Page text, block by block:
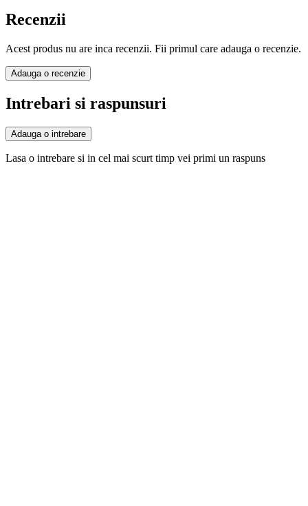
Recenzii
Acest produs nu are inca recenzii. Fii primul care adauga o recenzie.
Adauga o recenzie
Intrebari si raspunsuri
Adauga o intrebare
Lasa o intrebare si in cel mai scurt timp vei primi un raspuns